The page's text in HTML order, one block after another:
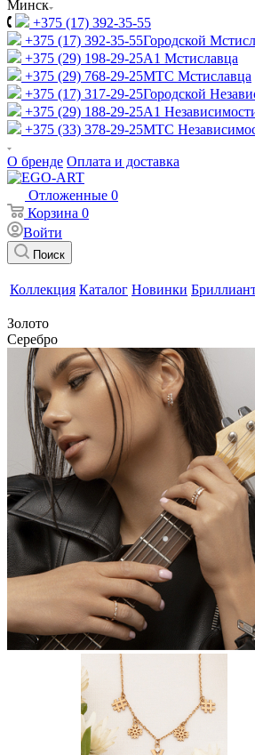
Минск
+375 (17) 392-35-55
+375 (17) 392-35-55Городской
+375 (29) 198-29-25A1 Мстиславца
+375 (29) 768-29-25МТС Мстиславца
+375 (17) 317-29-25Городской
+375 (29) 188-29-25A1
+375 (33) 378-29-25МТС
О бренде Оплата и доставка
Отложенные 0
Корзина 0
Войти
Поиск
Коллекция Каталог Новинки
Золото
Серебро